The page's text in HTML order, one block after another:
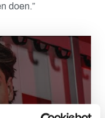
doen.”